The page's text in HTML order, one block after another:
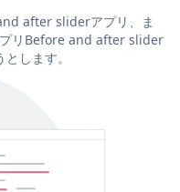
after sliderアプリ、ま
リBefore and after slider
します。